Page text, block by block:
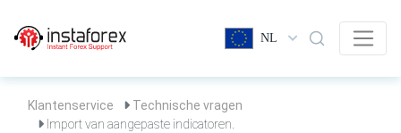
NL
Klantenservice
Technische vragen
Import van aangepaste indicatoren.